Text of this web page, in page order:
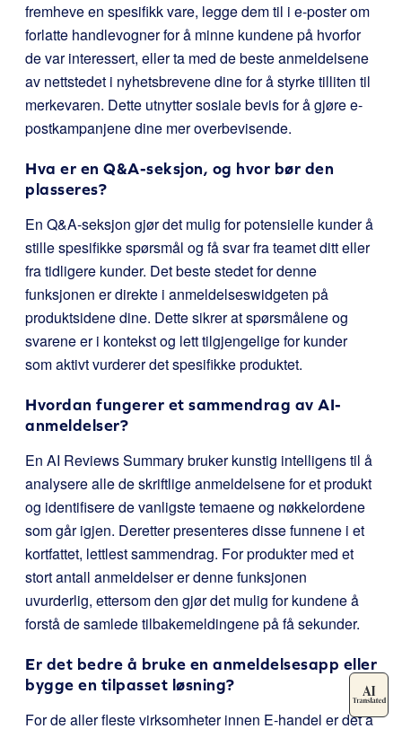
fremheve en spesifikk vare, legge dem til i e-poster om
forlatte handlevogner for å minne kundene på hvorfor
de var interessert, eller ta med de beste anmeldelsene
av nettstedet i nyhetsbrevene dine for å styrke tilliten til
merkevaren. Dette utnytter sosiale bevis for å gjøre e-
postkampanjene dine mer overbevisende.
Hva er en Q&A-seksjon, og hvor bør den
plasseres?
En Q&A-seksjon gjør det mulig for potensielle kunder å
stille spesifikke spørsmål og få svar fra teamet ditt eller
fra tidligere kunder. Det beste stedet for denne
funksjonen er direkte i anmeldelseswidgeten på
produktsidene dine. Dette sikrer at spørsmålene og
svarene er i kontekst og lett tilgjengelige for kunder
som aktivt vurderer det spesifikke produktet.
Hvordan fungerer et sammendrag av AI-
anmeldelser?
En AI Reviews Summary bruker kunstig intelligens til å
analysere alle de skriftlige anmeldelsene for et produkt
og identifisere de vanligste temaene og nøkkelordene
som går igjen. Deretter presenteres disse funnene i et
kortfattet, lettlest sammendrag. For produkter med et
stort antall anmeldelser er denne funksjonen
uvurderlig, ettersom den gjør det mulig for kundene å
forstå de samlede tilbakemeldingene på få sekunder.
Er det bedre å bruke en anmeldelsesapp eller
bygge en tilpasset løsning?
For de aller fleste virksomheter innen E-handel er det å